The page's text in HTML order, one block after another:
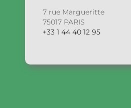
7 rue Margueritte
75017 PARIS
+33 1 44 40 12 95